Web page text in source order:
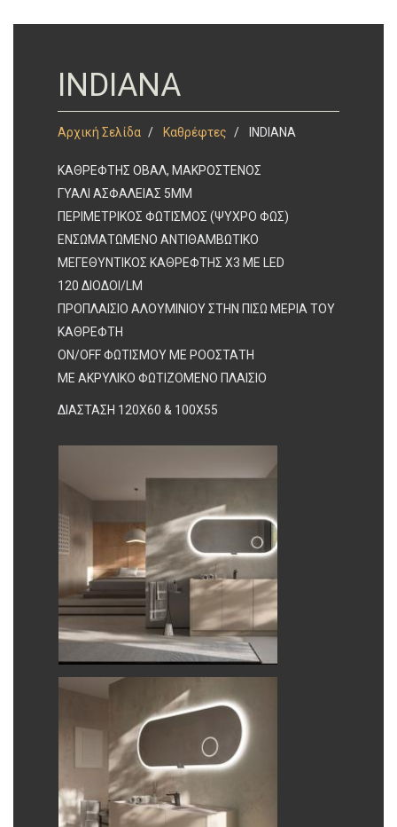
INDIANA
Αρχική Σελίδα Καθρέφτες INDIANA
ΚΑΘΡΕΦΤΗΣ ΟΒΑΛ, ΜΑΚΡΟΣΤΕΝΟΣ
ΓΥΑΛΙ ΑΣΦΑΛΕΙΑΣ 5ΜΜ
ΠΕΡΙΜΕΤΡΙΚΟΣ ΦΩΤΙΣΜΟΣ (ΨΥΧΡΟ ΦΩΣ)
ΕΝΣΩΜΑΤΩΜΕΝΟ ΑΝΤΙΘΑΜΒΩΤΙΚΟ
ΜΕΓΕΘΥΝΤΙΚΟΣ ΚΑΘΡΕΦΤΗΣ Χ3 ΜΕ LED
120 ΔΙΟΔΟΙ/LM
ΠΡΟΠΛΑΙΣΙΟ ΑΛΟΥΜΙΝΙΟΥ ΣΤΗΝ ΠΙΣΩ ΜΕΡΙΑ ΤΟΥ
ΚΑΘΡΕΦΤΗ
ON/OFF ΦΩΤΙΣΜΟΥ ΜΕ ΡΟΟΣΤΑΤΗ
ME ΑΚΡΥΛΙΚΟ ΦΩΤΙΖΟΜΕΝΟ ΠΛΑΙΣΙΟ
ΔΙΑΣΤΑΣΗ 120Χ60 & 100Χ55